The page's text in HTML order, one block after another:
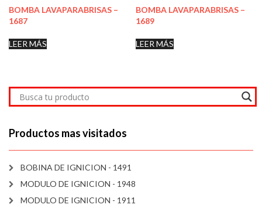
BOMBA LAVAPARABRISAS –
1687
LEER MÁS
BOMBA LAVAPARABRISAS –
1689
LEER MÁS
Productos mas visitados
BOBINA DE IGNICION - 1491
MODULO DE IGNICION - 1948
MODULO DE IGNICION - 1911